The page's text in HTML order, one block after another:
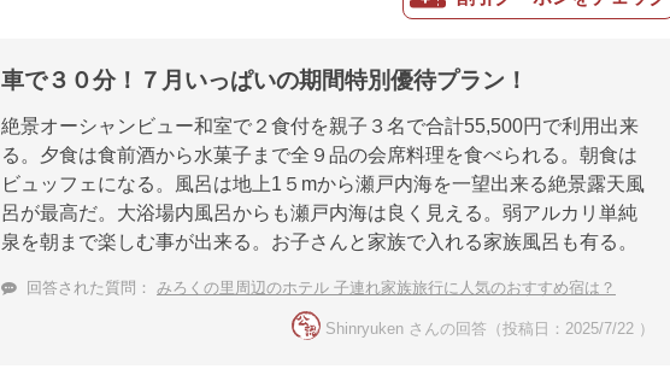
車で３０分！７月いっぱいの期間特別優待プラン！
絶景オーシャンビュー和室で２食付を親子３名で合計55,500円で利用出来
る。夕食は食前酒から水菓子まで全９品の会席料理を食べられる。朝食は
ビュッフェになる。風呂は地上1５mから瀬戸内海を一望出来る絶景露天風
呂が最高だ。大浴場内風呂からも瀬戸内海は良く見える。弱アルカリ単純
泉を朝まで楽しむ事が出来る。お子さんと家族で入れる家族風呂も有る。
回答された質問： みろくの里周辺のホテル 子連れ家族旅行に人気のおすすめ宿は？
Shinryuken さんの回答（投稿日：2025/7/22 ）